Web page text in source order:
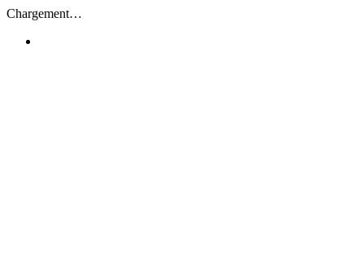
Passer
contenu
Chargement…